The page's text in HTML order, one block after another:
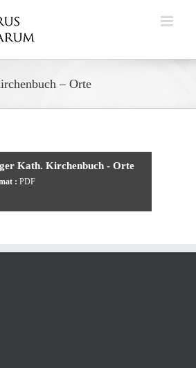
– Orte
Kath. Kirchenbuch - Orte
: PDF